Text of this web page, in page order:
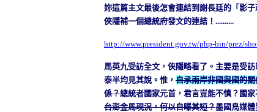
妳這篇主文最後怎會連結到謝長廷的「影子
俠隱補一個總統府發文的連結！..........
http://www.president.gov.tw/php-bin/prez/
馬英九受訪全文，俠隱略看了。主要是受
泰半均見其說。惟， 自承兩岸非國與國的關
係？總統者國家元首，君言豈能不慎？國家
台澎金馬現況，何以自曝其短？墨國鳥媒體